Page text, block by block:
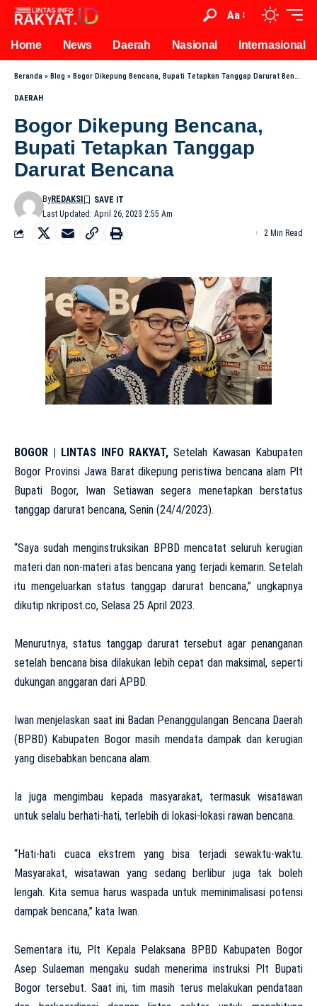
Aa
Home News Daerah Nasional Internasional
Beranda » Blog » Bogor Dikepung Bencana, Bupati Tetapkan Tanggap Darurat Bencana
DAERAH
Bogor Dikepung Bencana,
Bupati Tetapkan Tanggap
Darurat Bencana
Last Updated: April 26, 2023 2:55 Am
ByREDAKSI
2 Min Read
BOGOR | LINTAS INFO RAKYAT, Setelah Kawasan Kabupaten
Bogor Provinsi Jawa Barat dikepung peristiwa bencana alam Plt
Bupati Bogor, Iwan Setiawan segera menetapkan berstatus
tanggap darurat bencana, Senin (24/4/2023).
“Saya sudah menginstruksikan BPBD mencatat seluruh kerugian
materi dan non-materi atas bencana yang terjadi kemarin. Setelah
itu mengeluarkan status tanggap darurat bencana,” ungkapnya
dikutip nkripost.co, Selasa 25 April 2023.
Menurutnya, status tanggap darurat tersebut agar penanganan
setelah bencana bisa dilakukan lebih cepat dan maksimal, seperti
dukungan anggaran dari APBD.
Iwan menjelaskan saat ini Badan Penanggulangan Bencana Daerah
(BPBD) Kabupaten Bogor masih mendata dampak dan kerugian
yang disebabkan bencana alam.
Ia juga mengimbau kepada masyarakat, termasuk wisatawan
untuk selalu berhati-hati, terlebih di lokasi-lokasi rawan bencana.
“Hati-hati cuaca ekstrem yang bisa terjadi sewaktu-waktu.
Masyarakat, wisatawan yang sedang berlibur juga tak boleh
lengah. Kita semua harus waspada untuk meminimalisasi potensi
dampak bencana,” kata Iwan.
Sementara itu, Plt Kepala Pelaksana BPBD Kabupaten Bogor
Asep Sulaeman mengaku sudah menerima instruksi Plt Bupati
Bogor tersebut. Saat ini, tim masih terus melakukan pendataan